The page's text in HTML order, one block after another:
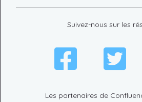
Les partenaires de
Suivez-nous sur les